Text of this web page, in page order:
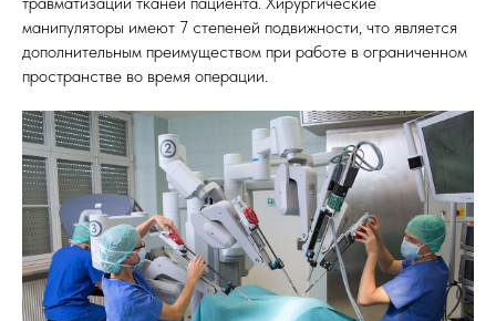
манипуляторы имеют 7 степеней подвижности, что является
дополнительным преимуществом при работе в ограниченном
пространстве во время операции.